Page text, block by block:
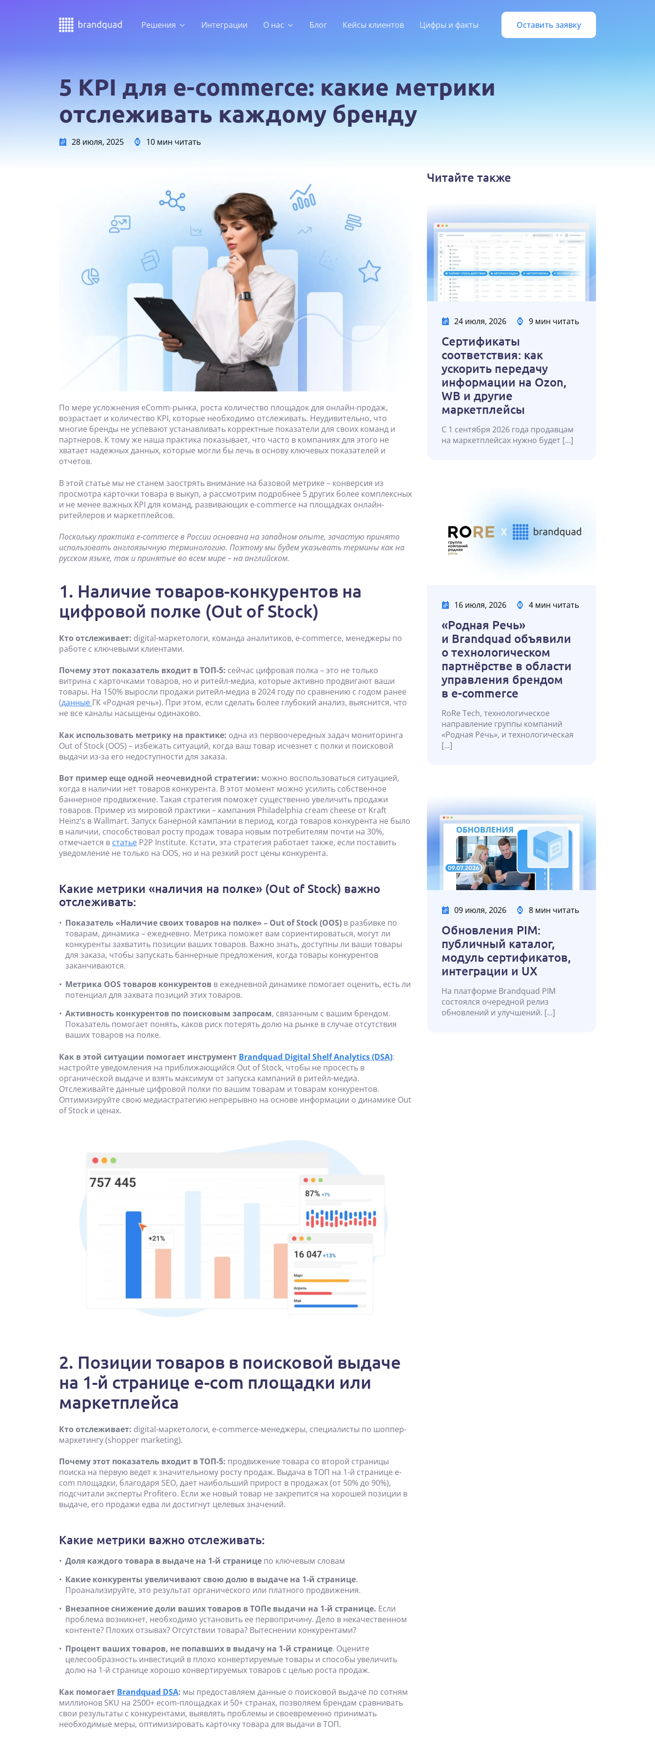
Решения Интеграции О нас Блог Кейсы клиентов Цифры и факты Оставить заявку
5 KPI для e-commerce: какие метрики
отслеживать каждому бренду
28 июля, 2025 10 мин читать
По мере усложнения eComm-рынка, роста количество площадок для онлайн-продаж,
возрастает и количество KPI, которые необходимо отслеживать. Неудивительно, что
многие бренды не успевают устанавливать корректные показатели для своих команд и
партнеров. К тому же наша практика показывает, что часто в компаниях для этого не
хватает надежных данных, которые могли бы лечь в основу ключевых показателей и
отчетов.
В этой статье мы не станем заострять внимание на базовой метрике – конверсия из
просмотра карточки товара в выкуп, а рассмотрим подробнее 5 других более комплексных
и не менее важных KPI для команд, развивающих e-commerce на площадках онлайн-
ритейлеров и маркетплейсов.
Поскольку практика e-commerce в России основана на западном опыте, зачастую принято
использовать англоязычную терминологию. Поэтому мы будем указывать термины как на
русском языке, так и принятые во всем мире – на английском.
1. Наличие товаров-конкурентов на
цифровой полке (Out of Stock)
Кто отслеживает: digital-маркетологи, команда аналитиков, e-сommerce, менеджеры по
работе с ключевыми клиентами.
Почему этот показатель входит в ТОП-5: сейчас цифровая полка – это не только
витрина с карточками товаров, но и ритейл-медиа, которые активно продвигают ваши
товары. На 150% выросли продажи ритейл-медиа в 2024 году по сравнению с годом ранее
(данные ГК «Родная речь»). При этом, если сделать более глубокий анализ, выяснится, что
не все каналы насыщены одинаково.
Как использовать метрику на практике: одна из первоочередных задач мониторинга
Out of Stock (OOS) – избежать ситуаций, когда ваш товар исчезнет с полки и поисковой
выдачи из-за его недоступности для заказа.
Вот пример еще одной неочевидной стратегии: можно воспользоваться ситуацией,
когда в наличии нет товаров конкурента. В этот момент можно усилить собственное
баннерное продвижение. Такая стратегия поможет существенно увеличить продажи
товаров. Пример из мировой практики – кампания Philadelphia cream cheese от Kraft
Heinz’s в Wallmart. Запуск банерной кампании в период, когда товаров конкурента не было
в наличии, способствовал росту продаж товара новым потребителям почти на 30%,
отмечается в статье P2P Institute. Кстати, эта стратегия работает также, если поставить
уведомление не только на OOS, но и на резкий рост цены конкурента.
Какие метрики «наличия на полке» (Out of Stock) важно
отслеживать:
Показатель «Наличие своих товаров на полке» – Out of Stock (OOS)в разбивке по
товарам, динамика – ежедневно. Метрика поможет вам сориентироваться, могут ли
конкуренты захватить позиции ваших товаров. Важно знать, доступны ли ваши товары
для заказа, чтобы запускать баннерные предложения, когда товары конкурентов
заканчиваются.
Метрика OOS товаров конкурентов в ежедневной динамике помогает оценить, есть ли
потенциал для захвата позиций этих товаров.
Активность конкурентов по поисковым запросам, связанным с вашим брендом.
Показатель помогает понять, каков риск потерять долю на рынке в случае отсутствия
ваших товаров на полке.
Как в этой ситуации помогает инструмент Brandquad Digital Shelf Analytics (DSA):
настройте уведомления на приближающийся Out of Stock, чтобы не просесть в
органической выдаче и взять максимум от запуска кампаний в ритейл-медиа.
Отслеживайте данные цифровой полки по вашим товарам и товарам конкурентов.
Оптимизируйте свою медиастратегию непрерывно на основе информации о динамике Out
of Stock и ценах.
2. Позиции товаров в поисковой выдаче
на 1-й странице e-com площадки или
маркетплейса
Кто отслеживает: digital-маркетологи, e-сommerce-менеджеры, специалисты по шоппер-
маркетингу (shopper marketing).
Почему этот показатель входит в ТОП-5: продвижение товара со второй страницы
поиска на первую ведет к значительному росту продаж. Выдача в ТОП на 1-й странице e-
com площадки, благодаря SEO, дает наибольший прирост в продажах (от 50% до 90%),
подсчитали эксперты Profitero. Если же новый товар не закрепится на хорошей позиции в
выдаче, его продажи едва ли достигнут целевых значений.
Какие метрики важно отслеживать:
Доля каждого товара в выдаче на 1-й страницепо ключевым словам
Какие конкуренты увеличивают свою долю в выдаче на 1-й странице.
Проанализируйте, это результат органического или платного продвижения.
Внезапное снижение доли ваших товаров в ТОПе выдачи на 1-й странице. Если
проблема возникнет, необходимо установить ее первопричину. Дело в некачественном
контенте? Плохих отзывах? Отсутствии товара? Вытеснении конкурентами?
Процент ваших товаров, не попавших в выдачу на 1-й странице. Оцените
целесообразность инвестиций в плохо конвертируемые товары и способы увеличить
долю на 1-й странице хорошо конвертируемых товаров с целью роста продаж.
Как помогает Brandquad DSA: мы предоставляем данные о поисковой выдаче по сотням
миллионов SKU на 2500+ ecom-площадках и 50+ странах, позволяем брендам сравнивать
свои результаты с конкурентами, выявлять проблемы и своевременно принимать
необходимые меры, оптимизировать карточку товара для выдачи в ТОП.
Читайте также
24 июля, 2026 9 мин читать
Сертификаты
соответствия: как
ускорить передачу
информации на Ozon,
WB и другие
маркетплейсы
С 1 сентября 2026 года продавцам
на маркетплейсах нужно будет […]
16 июля, 2026 4 мин читать
«Родная Речь»
и Brandquad объявили
о технологическом
партнёрстве в области
управления брендом
в e-commerce
RoRe Tech, технологическое
направление группы компаний
«Родная Речь», и технологическая
[…]
09 июля, 2026 8 мин читать
Обновления PIM:
публичный каталог,
модуль сертификатов,
интеграции и UX
На платформе Brandquad PIM
состоялся очередной релиз
обновлений и улучшений. […]